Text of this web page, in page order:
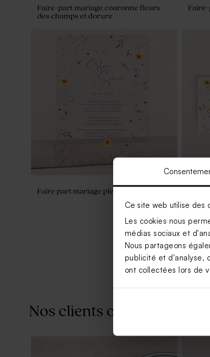
Ce site web utilise des
Les cookies nous
médias sociaux et
Nous partageons
publicité et d'analyse,
ont collectées lors de
Faire-part mariage couronne fleurs
des champs et dorure
Faire part mariage plexi fleurs éparses
Nos clients ont aussi aimé...